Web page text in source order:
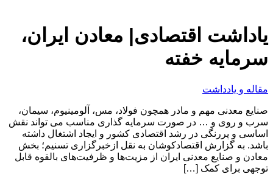
یاداشت اقتصادی| معادن ایران،
سرمایه خفته
مقاله و یادداشت
صنایع معدنی مهم و مادر همچون فولاد، مس، آلومینیوم، سیمان،
سرب و روی و … در صورت سرمایه گذاری مناسب می تواند نقش
اساسی و پررنگی در رشد اقتصادی کشور و ایجاد اشتغال داشته
باشد. به گزارش اقتصادکوشان به نقل ازخبرگزاری تسنیم؛ بخش
معادن و صنایع معدنی ایران از مزیت‌ها و ظرفیت‌های بالقوه قابل
توجهی برای کمک […]